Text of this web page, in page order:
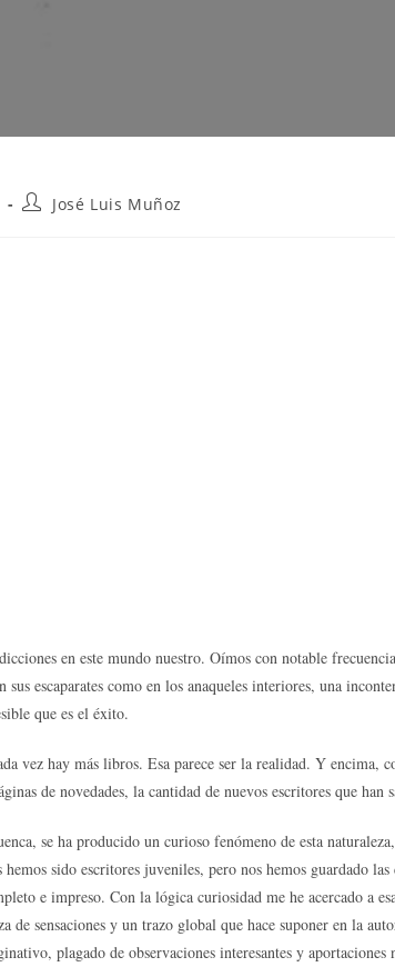
AutorJosé Luis Muñoz
en este mundo nuestro. Oímos con notable
sus escaparates como en los anaqueles interiores, una
que es el éxito.
vez hay más libros. Esa parece ser la realidad. Y
de novedades, la cantidad de nuevos escritores que
se ha producido un curioso fenómeno de esta
sido escritores juveniles, pero nos hemos guardado
e impreso. Con la lógica curiosidad me he acercado a
de sensaciones y un trazo global que hace suponer en la
plagado de observaciones interesantes y